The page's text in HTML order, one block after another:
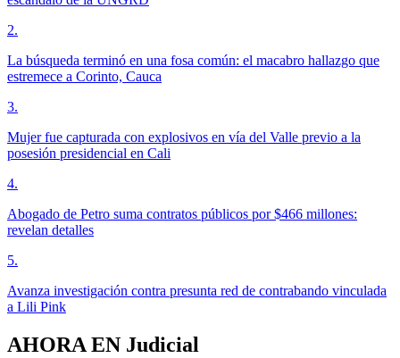
2.
La búsqueda terminó en una fosa común: el macabro hallazgo que
estremece a Corinto, Cauca
3.
Mujer fue capturada con explosivos en vía del Valle previo a la
posesión presidencial en Cali
4.
Abogado de Petro suma contratos públicos por $466 millones:
revelan detalles
5.
Avanza investigación contra presunta red de contrabando vinculada
a Lili Pink
AHORA EN Judicial